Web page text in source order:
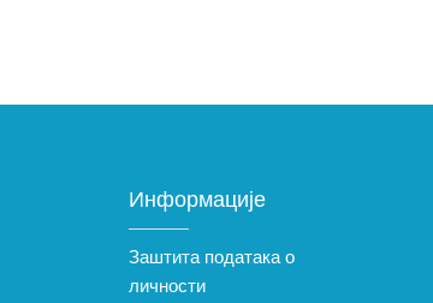
Информације
Заштита података о
личности